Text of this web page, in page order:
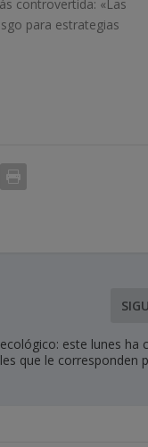
controvertida: «Las
para estrategias
este lunes ha
que le corresponden